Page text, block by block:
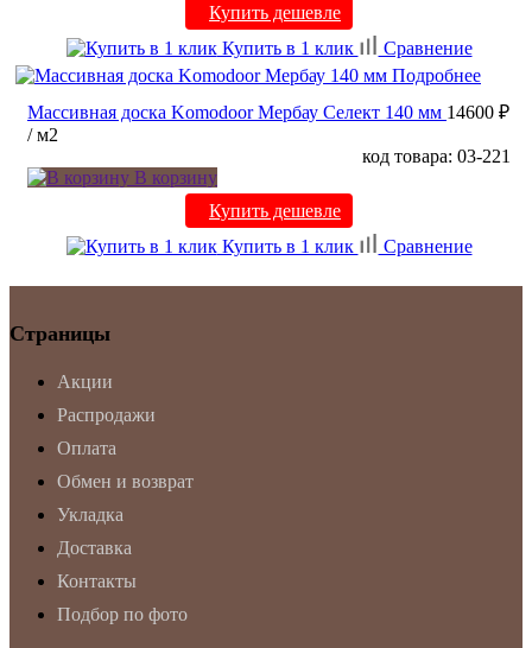
Купить дешевле
Купить в 1 клик
Сравнение
Подробнее
Массивная доска Komodoor Мербау Селект 140 мм 14600 ₽
/ м2
код товара: 03-221
В корзину
Купить дешевле
Купить в 1 клик
Сравнение
Страницы
Акции
Распродажи
Оплата
Обмен и возврат
Укладка
Доставка
Контакты
Подбор по фото